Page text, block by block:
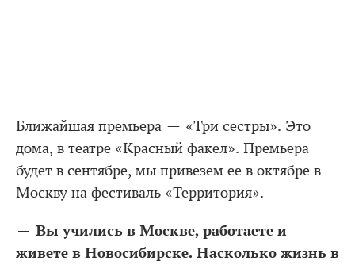
Ближайшая премьера — «Три сестры». Это
дома, в театре «Красный факел». Премьера
будет в сентябре, мы привезем ее в октябре в
Москву на фестиваль «Территория».
— Вы учились в Москве, работаете и
живете в Новосибирске. Насколько жизнь в